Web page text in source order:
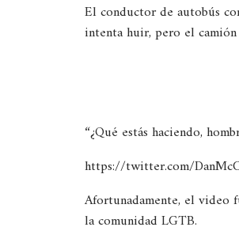
El conductor de autobús
intenta huir, pero el
“¿Qué estás haciendo,
https://twitter.com/
Afortunadamente, el video
la comunidad LGTB.